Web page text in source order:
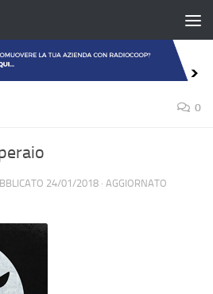
0
24/01/2018 · AGGIORNATO